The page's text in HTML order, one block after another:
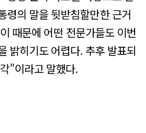
령의 말을 뒷받침할만한 근거
때문에 어떤 전문가들도 이번
밝히기도 어렵다. 추후 발표되
"이라고 말했다.